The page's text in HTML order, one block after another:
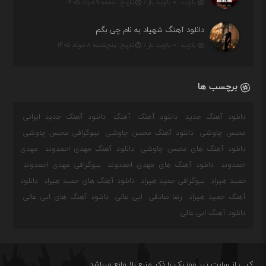
بازدید : ۰ بازدید بار / تاریخ : جمعه ۹ مرداد ۱۴۰۵
دانلود آهنگ شهیاد به نام چی بگم
بازدید : ۰ بازدید بار / تاریخ : پنج‌شنبه ۸ مرداد ۱۴۰۵
برچسب ها
دانلود آهنگ جدید دانلود آهنگ آهنگ
دانلود آهنگ جدید ایرانی
محسن چاوشی
دانلود آهنگ محسن چاوشی
بیوگرافی محسن چاوشی
دانلود آهنگ های محسن چاوشی
دانلود آهنگ مهدی احمدوند
مهدی
احمدوند
دانلود آهنگ های مهدی احمدوند
بیوگرافی مهدی احمدوند
حمید هیراد
بیوگرافی حمید هیراد دانلود آهنگ های حمید هیراد
دانلود
آهنگ حمید هیراد
رضا صادقی ابی عالی
دانلود آهنگ های ابی عالی
دانلود آهنگ ابی عالی